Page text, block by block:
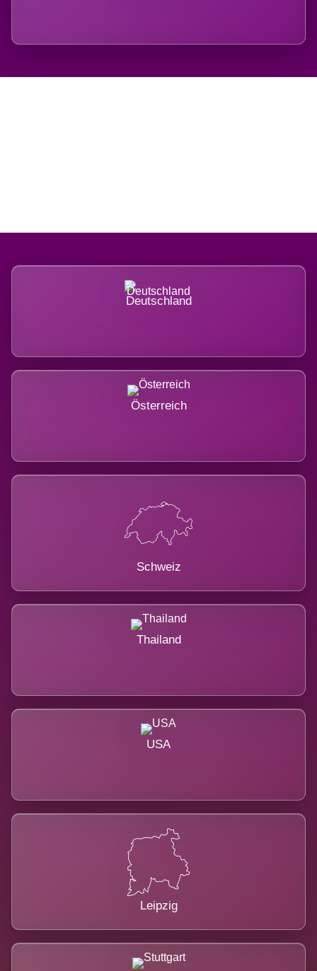
Deutschland
Österreich
Schweiz
Thailand
USA
Leipzig